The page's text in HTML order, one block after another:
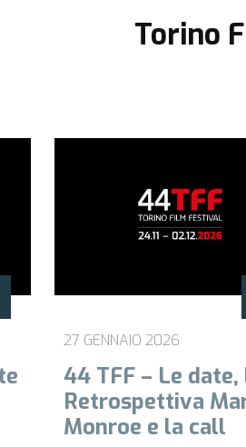
Torino
30 NOVEMBRE 2025
DIARIO DEL
– Sabato 29
Ultimo giorno da sogno! La